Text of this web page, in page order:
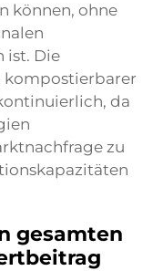
können, ohne
ist. Die
da
zu
gesamten